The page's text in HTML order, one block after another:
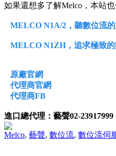
如果還想多了解Melco，本站也
MELCO N1A/2，聽數位流
MELCO N1ZH，追求極致
原廠官網
代理商官網
代理商FB
進口總代理：藝聲02-23917999
Melco, 藝聲, 數位流, 數位流伺